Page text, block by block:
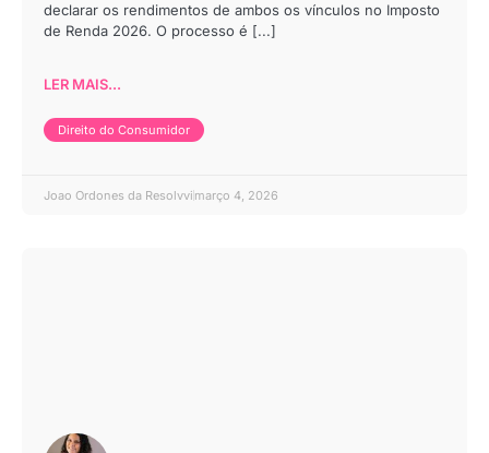
declarar os rendimentos de ambos os vínculos no Imposto
de Renda 2026. O processo é [...]
LER MAIS...
Direito do Consumidor
Joao Ordones da Resolvvi março 4, 2026